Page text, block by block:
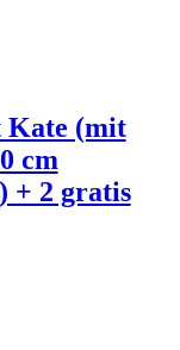
Kate (mit
cm
+ 2 gratis